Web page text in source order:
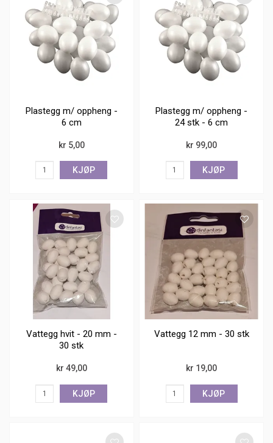
Plastegg m/ oppheng -
6 cm
kr 5,00
KJØP
Plastegg m/ oppheng -
24 stk - 6 cm
kr 99,00
KJØP
Vattegg hvit - 20 mm -
30 stk
kr 49,00
KJØP
Vattegg 12 mm - 30 stk
kr 19,00
KJØP